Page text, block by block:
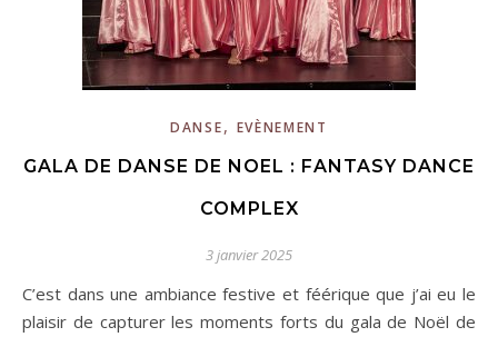
DANSE, EVÈNEMENT
GALA DE DANSE DE NOEL : FANTASY DANCE
COMPLEX
3 janvier 2025
C’est dans une ambiance festive et féérique que j’ai eu le
plaisir de capturer les moments forts du gala de Noël de